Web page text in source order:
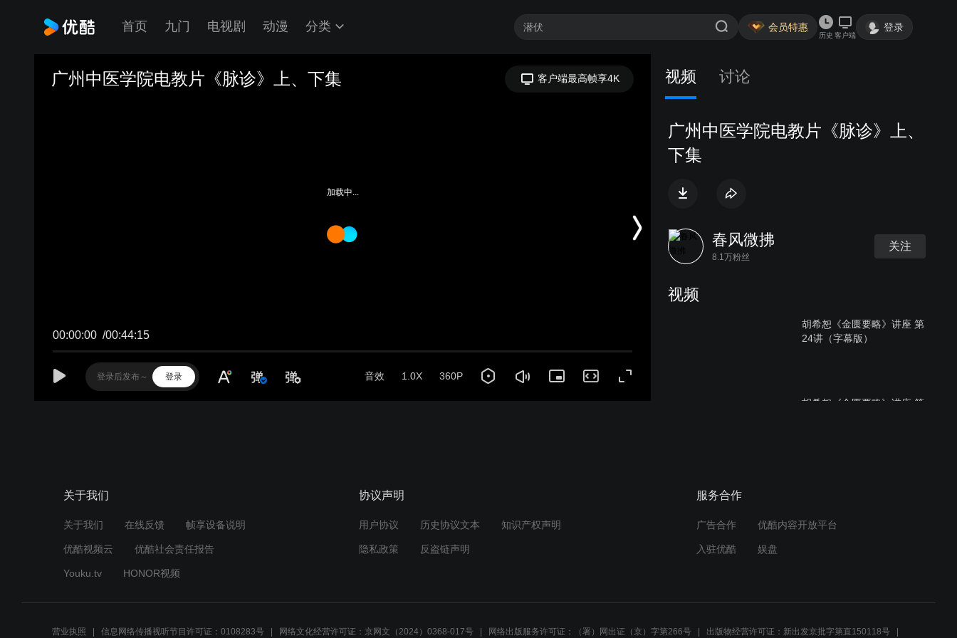
首页 九门 电视剧 动漫 分类 会员特惠
历史 客户端
登录
加载中...
视频 讨论
广州中医学院电教片《脉诊》上、
下集
春风微拂
8.1万粉丝
关注
视频
胡希恕《金匮要略》讲座 第
24讲（字幕版）
胡希恕《金匮要略》讲座 第
关于我们
关于我们 在线反馈 帧享设备说明
优酷视频云 优酷社会责任报告
Youku.tv HONOR视频
协议声明
用户协议 历史协议文本 知识产权声明
隐私政策 反盗链声明
服务合作
广告合作 优酷内容开放平台
入驻优酷 娱盘
营业执照 信息网络传播视听节目许可证：0108283号 网络文化经营许可证：京网文（2024）0368-017号 网络出版服务许可证：（署）网出证（京）字第266号 出版物经营许可证：新出发京批字第直150118号